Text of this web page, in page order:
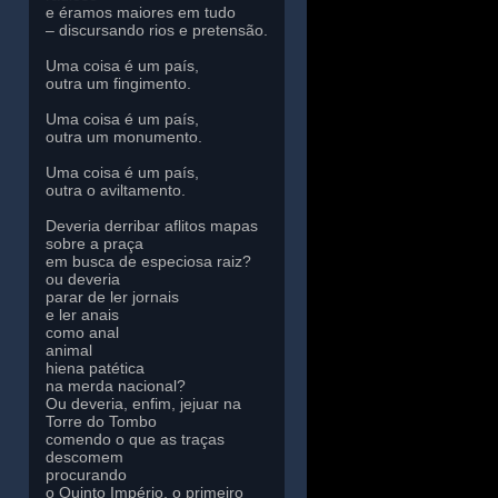
e éramos maiores em tudo
– discursando rios e pretensão.
Uma coisa é um país,
outra um fingimento.
Uma coisa é um país,
outra um monumento.
Uma coisa é um país,
outra o aviltamento.
Deveria derribar aflitos mapas
sobre a praça
em busca de especiosa raiz?
ou deveria
parar de ler jornais
e ler anais
como anal
animal
hiena patética
na merda nacional?
Ou deveria, enfim, jejuar na
Torre do Tombo
comendo o que as traças
descomem
procurando
o Quinto Império, o primeiro